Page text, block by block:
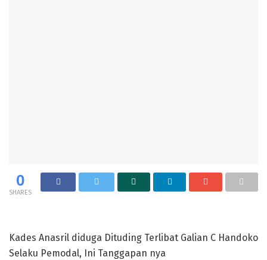
0
SHARES
Kades Anasril diduga Dituding Terlibat Galian C Handoko
Selaku Pemodal, Ini Tanggapan nya